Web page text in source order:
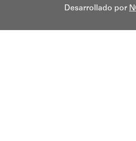
Desarrollado por